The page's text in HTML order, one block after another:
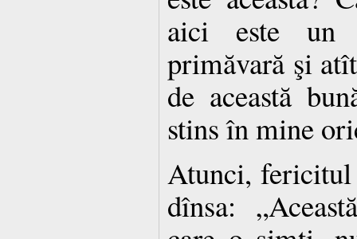
aici este
primăvară şi
de această
stins în mine
Atunci,
dînsa: